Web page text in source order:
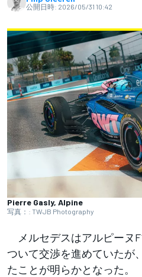
公開日時: 2026/05/31 10:42
Pierre Gasly, Alpine
写真：: TWJB Photography
メルセデスはアルピーヌ
ついて交渉を進めていたが
たことが明らかとなった。